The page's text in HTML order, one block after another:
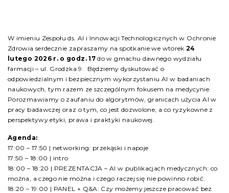
W imieniu Zespołu ds. AI i Innowacji Technologicznych w Ochronie
Zdrowia serdecznie zapraszamy na spotkanie we wtorek24
lutego 2026 r. o godz. 17 do w gmachu dawnego wydziału
farmacji – ul. Grodzka 9. Będziemy dyskutować o
odpowiedzialnym i bezpiecznym wykorzystaniu AI w badaniach
naukowych, tym razem ze szczególnym fokusem na medycynie.
Porozmawiamy o zaufaniu do algorytmów, granicach użycia AI w
pracy badawczej oraz o tym, co jest dozwolone, a co ryzykowne z
perspektywy etyki, prawa i praktyki naukowej.
Agenda:
17:00 – 17:50 | networking: przekąski i napoje
17:50 – 18:00 | intro
18:00 – 18:20 | PREZENTACJA – AI w publikacjach medycznych: co
można, a czego nie można i czego raczej się nie powinno robić.
18:20 – 19:00 | PANEL + Q&A: Czy możemy jeszcze pracować bez